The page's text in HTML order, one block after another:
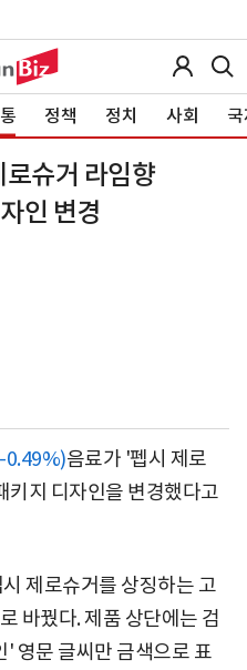
정책 정치 사회
슈거 라임향
인 변경
음료가 '펩시 제로
키지 디자인을 변경했다고
제로슈거를 상징하는 고
바꿨다. 제품 상단에는 검
영문 글씨만 금색으로 표